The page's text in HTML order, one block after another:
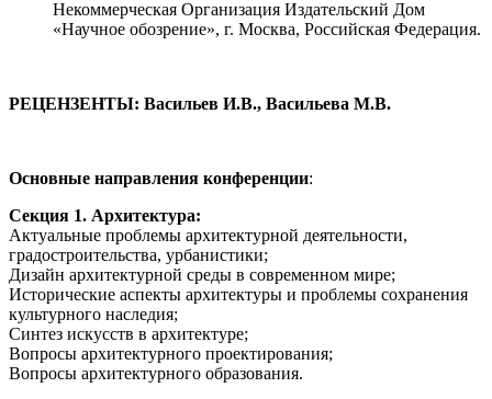
Некоммерческая Организация Издательский Дом
«Научное обозрение», г. Москва, Российская Федерация.
РЕЦЕНЗЕНТЫ: Васильев И.В., Васильева М.В.
Основные направления конференции:
Секция 1. Архитектура:
Актуальные проблемы архитектурной деятельности,
градостроительства, урбанистики;
Дизайн архитектурной среды в современном мире;
Исторические аспекты архитектуры и проблемы сохранения
культурного наследия;
Синтез искусств в архитектуре;
Вопросы архитектурного проектирования;
Вопросы архитектурного образования.